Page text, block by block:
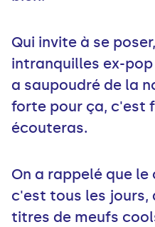
Qui invite à se
intranquilles ex-pop
a saupoudré de la
forte pour ça, c'est
écouteras.
On a rappelé que
c'est tous les jours,
titres de meufs